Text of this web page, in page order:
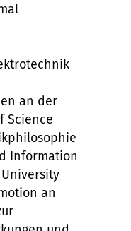
an der
Science
Information
an